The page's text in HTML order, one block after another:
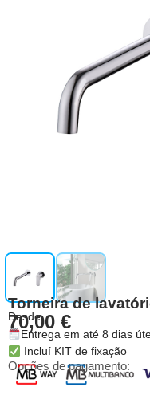
Torneira de
Desde
70,00 €
Entrega em até 8 dias
Incluí KIT de fixação
Opções de pagamento: